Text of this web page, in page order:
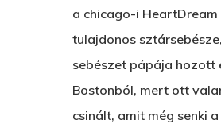
a chicago-i HeartDream
tulajdonos
sebészet pápája hozott
Bostonból, mert ott
csinált, amit még senki